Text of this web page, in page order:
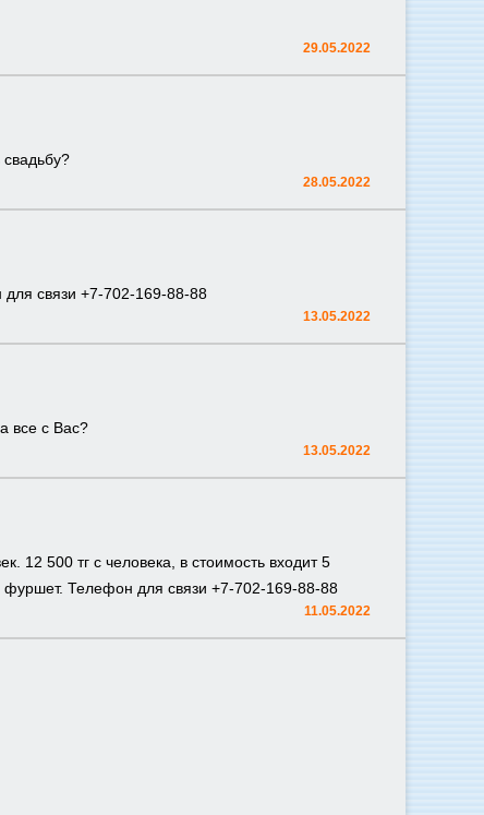
29.05.2022
свадьбу?
28.05.2022
для связи +7-702-169-88-88
13.05.2022
все с Вас?
13.05.2022
12 500 тг с человека, в стоимость входит 5
фуршет. Телефон для связи +7-702-169-88-88
11.05.2022